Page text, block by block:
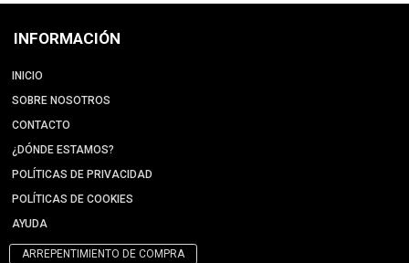
INFORMACIÓN
INICIO
SOBRE NOSOTROS
CONTACTO
¿DÓNDE ESTAMOS?
POLÍTICAS DE PRIVACIDAD
POLÍTICAS DE COOKIES
AYUDA
ARREPENTIMIENTO DE COMPRA